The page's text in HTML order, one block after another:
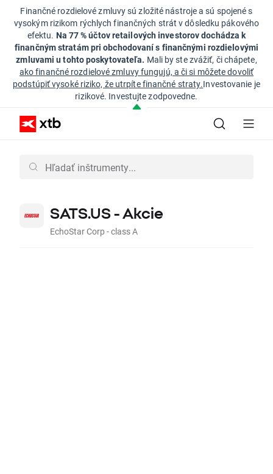
Finančné rozdielové zmluvy sú zložité nástroje a sú spojené s
vysokým rizikom rýchlych finančných strát v dôsledku pákového
efektu. Na 77 % účtov retailových investorov dochádza k
finančným stratám pri obchodovaní s finančnými rozdielovými
zmluvami u tohto poskytovateľa. Mali by ste zvážiť, či chápete,
ako finančné rozdielové zmluvy fungujú, a či si môžete dovoliť
podstúpiť vysoké riziko, že utrpíte finančné straty.Investovanie je
rizikové. Investujte zodpovedne.
SATS.US - Akcie
EchoStar Corp - class A